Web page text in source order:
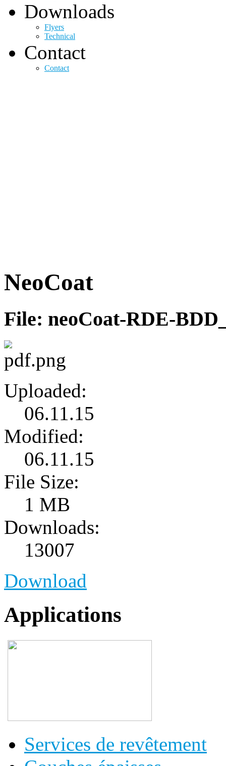
Downloads
Flyers
Technical
Contact
Contact
NeoCoat
File: neoCoat-RDE-
Uploaded:
06.11.15
Modified:
06.11.15
File Size:
1 MB
Downloads:
13007
Download
Applications
Services de revêtement